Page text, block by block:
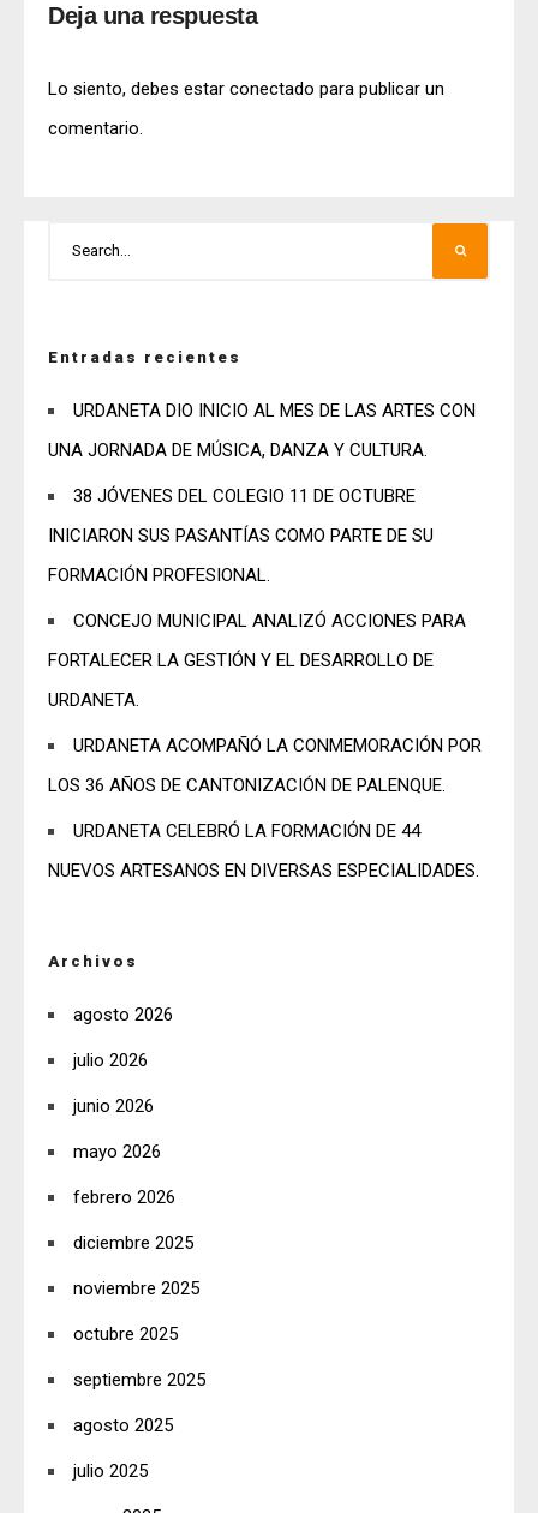
Deja una respuesta
Lo siento, debes estar conectado para publicar un
comentario.
Entradas recientes
URDANETA DIO INICIO AL MES DE LAS ARTES CON
UNA JORNADA DE MÚSICA, DANZA Y CULTURA.
38 JÓVENES DEL COLEGIO 11 DE OCTUBRE
INICIARON SUS PASANTÍAS COMO PARTE DE SU
FORMACIÓN PROFESIONAL.
CONCEJO MUNICIPAL ANALIZÓ ACCIONES PARA
FORTALECER LA GESTIÓN Y EL DESARROLLO DE
URDANETA.
URDANETA ACOMPAÑÓ LA CONMEMORACIÓN POR
LOS 36 AÑOS DE CANTONIZACIÓN DE PALENQUE.
URDANETA CELEBRÓ LA FORMACIÓN DE 44
NUEVOS ARTESANOS EN DIVERSAS ESPECIALIDADES.
Archivos
agosto 2026
julio 2026
junio 2026
mayo 2026
febrero 2026
diciembre 2025
noviembre 2025
octubre 2025
septiembre 2025
agosto 2025
julio 2025